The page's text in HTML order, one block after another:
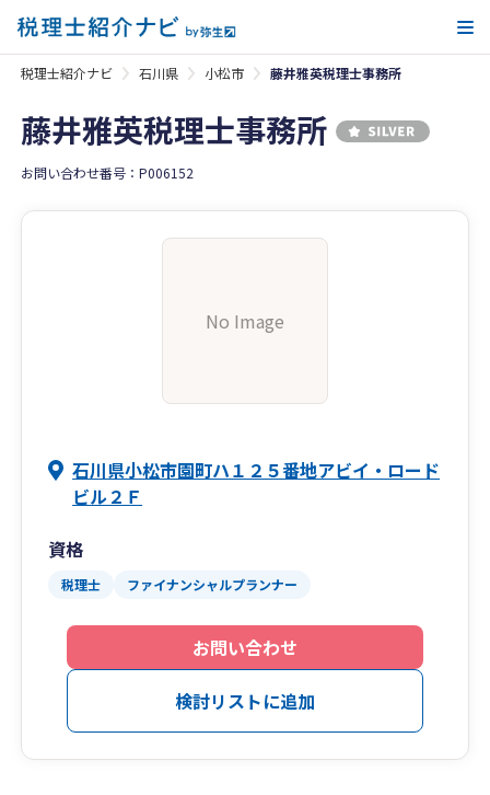
税理士紹介ナビ 石川県 小松市 藤井雅英税理士事務所
藤井雅英税理士事務所
お問い合わせ番号：P006152
No Image
石川県小松市園町ハ１２５番地アビイ・ロード
ビル２Ｆ
資格
税理士 ファイナンシャルプランナー
お問い合わせ
検討リストに追加